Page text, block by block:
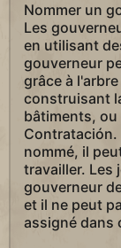
Nommer un
Les
en utilisant
gouverneur
grâce à
construisant
bâtiments, ou
nommé, il
travailler. Les
gouverneur
et il ne peut
assigné dans